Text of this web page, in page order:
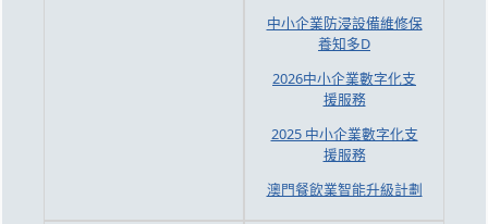
中小企業防浸設備維修保
養知多D
2026中小企業數字化支
援服務
2025 中小企業數字化支
援服務
澳門餐飲業智能升級計劃